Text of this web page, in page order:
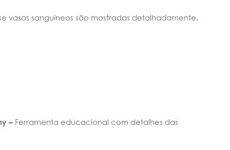
vasos sanguíneos são mostradas detalhadamente.
– Ferramenta educacional com detalhes das